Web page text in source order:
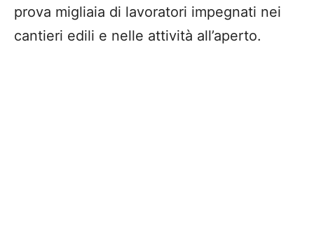
prova migliaia di lavoratori impegnati nei
cantieri edili e nelle attività all’aperto.